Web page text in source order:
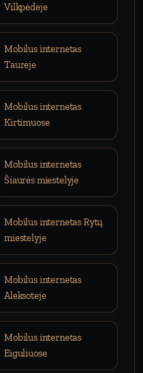
Vilkpėdėje
Mobilus internetas
Taurėje
Mobilus internetas
Kirtimuose
Mobilus internetas
Šiaurės miestelyje
Mobilus internetas Rytų
miestelyje
Mobilus internetas
Aleksoteje
Mobilus internetas
Eiguliuose